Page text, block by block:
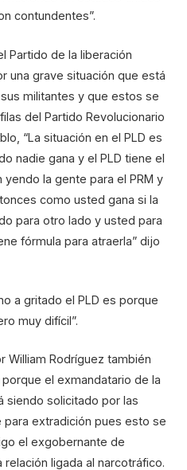
contundentes”.
Partido de la liberación
una grave situación que está
militantes y que estos se
del Partido Revolucionario
“La situación en el PLD es
nadie gana y el PLD tiene el
la gente para el PRM y
como usted gana si la
para otro lado y usted para
fórmula para atraerla” dijo
a gritado el PLD es porque
muy difícil”.
William Rodríguez también
el exmandatario de la
siendo solicitado por las
extradición pues esto se
el exgobernante de
ligada al narcotráfico.